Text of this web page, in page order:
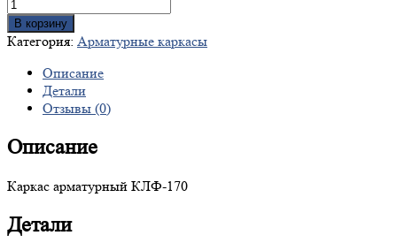
В корзину
Категория: Арматурные каркасы
Описание
Детали
Отзывы (0)
Описание
Каркас арматурный КЛФ-170
Детали